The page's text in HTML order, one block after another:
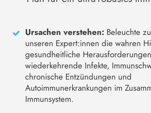
Ursachen verstehen: Beleuchte
unseren Expert:innen die wahren
gesundheitliche
wiederkehrende Infekte,
chronische Entzündungen und
Autoimmunerkrankungen im
Immunsystem.